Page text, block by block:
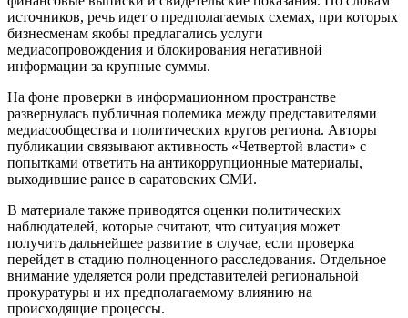
источников, речь идет о предполагаемых схемах, при которых
бизнесменам якобы предлагались услуги
медиасопровождения и блокирования негативной
информации за крупные суммы.
На фоне проверки в информационном пространстве
развернулась публичная полемика между представителями
медиасообщества и политических кругов региона. Авторы
публикации связывают активность «Четвертой власти» с
попытками ответить на антикоррупционные материалы,
выходившие ранее в саратовских СМИ.
В материале также приводятся оценки политических
наблюдателей, которые считают, что ситуация может
получить дальнейшее развитие в случае, если проверка
перейдет в стадию полноценного расследования. Отдельное
внимание уделяется роли представителей региональной
прокуратуры и их предполагаемому влиянию на
происходящие процессы.